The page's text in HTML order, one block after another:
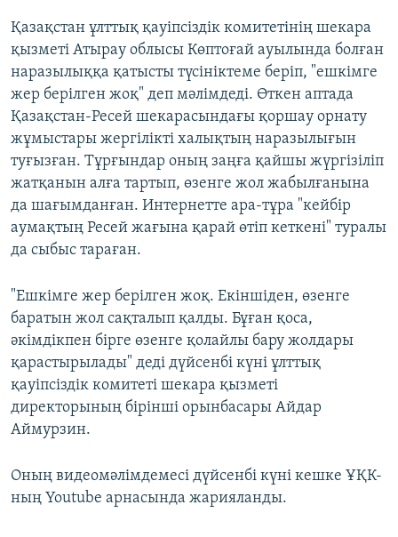
Қазақстан ұлттық қауіпсіздік комитетінің шекара
қызметі Атырау облысы Көптоғай ауылында болған
наразылыққа қатысты түсініктеме беріп, "ешкімге
жер берілген жоқ" деп мәлімдеді. Өткен аптада
Қазақстан-Ресей шекарасындағы қоршау орнату
жұмыстары жергілікті халықтың наразылығын
туғызған. Тұрғындар оның заңға қайшы жүргізіліп
жатқанын алға тартып, өзенге жол жабылғанына
да шағымданған. Интернетте ара-тұра "кейбір
аумақтың Ресей жағына қарай өтіп кеткені" туралы
да сыбыс тараған.
"Ешкімге жер берілген жоқ. Екіншіден, өзенге
баратын жол сақталып қалды. Бұған қоса,
әкімдікпен бірге өзенге қолайлы бару жолдары
қарастырылады" деді дүйсенбі күні ұлттық
қауіпсіздік комитеті шекара қызметі
директорының бірінші орынбасары Айдар
Аймурзин.
Оның видеомәлімдемесі дүйсенбі күні кешке ҰҚК-
ның Youtube арнасында жарияланды.